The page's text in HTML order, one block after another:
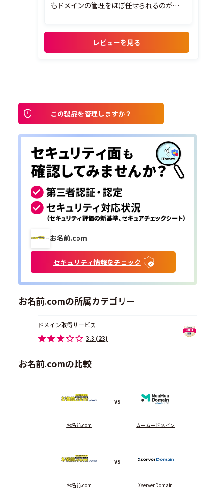
もドメインの管理をほぼ任せられるのがメ
レビューを見る
この製品を管理しますか？
お名前.com
セキュリティ情報をチェック
お名前.comの所属カテゴリー
ドメイン取得サービス
3.3 (23)
お名前.comの比較
お名前.com
VS
ムームードメイン
お名前.com
VS
Xserver Domain